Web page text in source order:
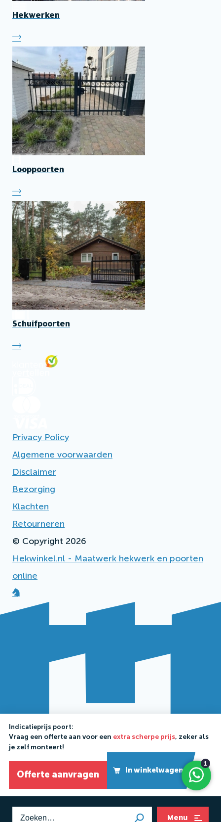
Menu
Indicatieprijs poort:
Vraag een offerte aan voor een extra scherpe prijs, zeker als
je zelf monteert!
Offerte aanvragen In winkelwagen
Hekwerken
Looppoorten
Schuifpoorten
Privacy Policy
Algemene voorwaarden
Disclaimer
Bezorging
Klachten
Retourneren
© Copyright 2026
Hekwinkel.nl - Maatwerk hekwerk en poorten
online